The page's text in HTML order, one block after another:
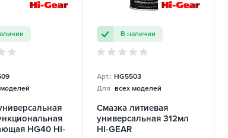
HG40 HI-
В наличии
Арт.: HG5503
Для всех моделей
Cмазка литиевая
универсальная 312мл
HI-GEAR